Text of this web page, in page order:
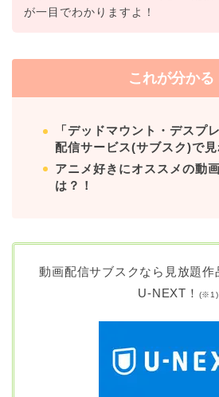
が一目でわかりますよ！
これが分かる
「デッドマウント・デスプ
配信サービス(サブスク)で見
アニメ好きにオススメの動
は？！
動画配信サブスクなら見放題
U-NEXT！
(※1)